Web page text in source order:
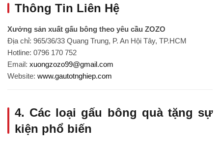
Thông Tin Liên Hệ
Xưởng sản xuất gấu bông theo yêu cầu ZOZO
Địa chỉ: 965/36/33 Quang Trung, P. An Hội Tây, TP.HCM
Hotline: 0796 170 752
Email: xuongzozo99@gmail.com
Website: www.gautotnghiep.com
4. Các loại gấu bông quà tặng sự
kiện phổ biến